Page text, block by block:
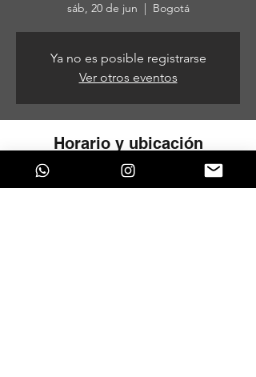
sáb, 20 de jun
  |
Bogotá
Ya no es posible registrarse
Ver otros eventos
Horario y ubicación
20 de jun de 2026, 9:00 p. m. – 21 de jun
de 2026, 5:00 a. m.